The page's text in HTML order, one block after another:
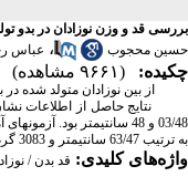
بررسی قد و وزن نوزادان در بدو
حسین محجوب
، عباس
چکیده: (۹۶۶۱ مشاهده)
از بین نوزادان متولد شده در
به ترتیب 63/47 سانتیمتر و 3083 گرم بود.
واژه‌های کلیدی: قد بدن /